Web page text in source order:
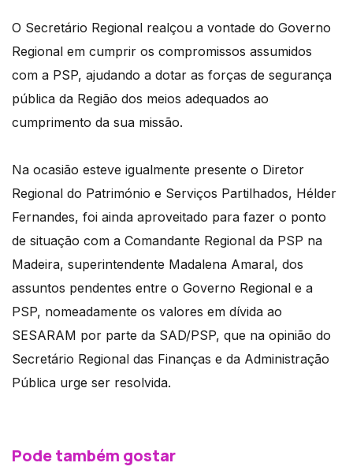
O Secretário Regional realçou a vontade do Governo
Regional em cumprir os compromissos assumidos
com a PSP, ajudando a dotar as forças de segurança
pública da Região dos meios adequados ao
cumprimento da sua missão.
Na ocasião esteve igualmente presente o Diretor
Regional do Património e Serviços Partilhados, Hélder
Fernandes, foi ainda aproveitado para fazer o ponto
de situação com a Comandante Regional da PSP na
Madeira, superintendente Madalena Amaral, dos
assuntos pendentes entre o Governo Regional e a
PSP, nomeadamente os valores em dívida ao
SESARAM por parte da SAD/PSP, que na opinião do
Secretário Regional das Finanças e da Administração
Pública urge ser resolvida.
Pode também gostar